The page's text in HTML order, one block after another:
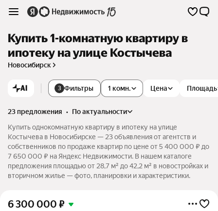
Купить 1-комнатную квартиру в
ипотеку на улице Костычева
Новосибирск
AI 3 Фильтры 1 комн. Цена Площадь
23 предложения •
по актуальности
Купить однокомнатную квартиру в ипотеку на улице
Костычева в Новосибирске — 23 объявления от агентств и
собственников по продаже квартир по цене от 5 400 000 ₽ до
7 650 000 ₽ на Яндекс Недвижимости. В нашем каталоге
предложения площадью от 28,7 м² до 42,2 м² в новостройках и
вторичном жилье — фото, планировки и характеристики.
6 300 000 ₽